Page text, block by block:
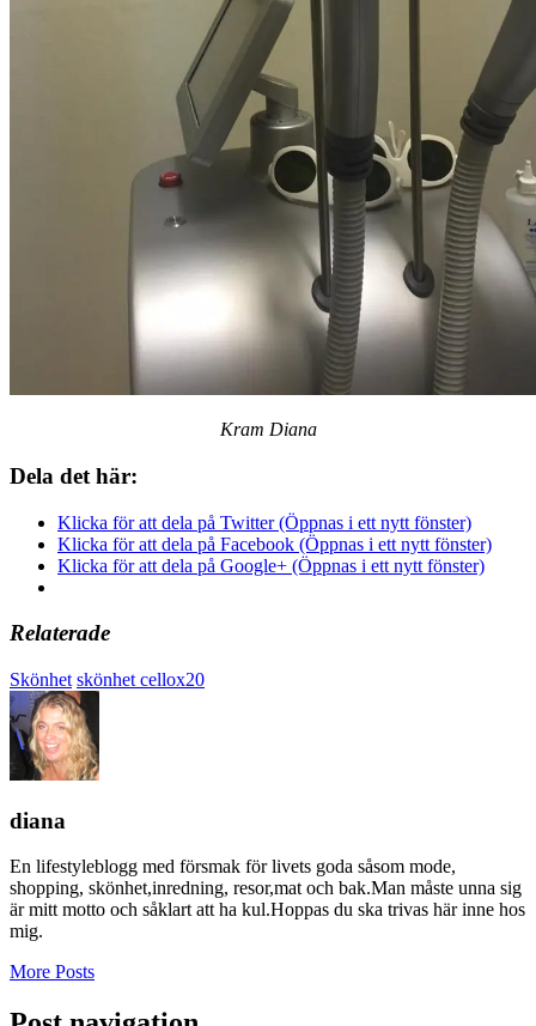
Kram Diana
Dela det här:
Klicka för att dela på Twitter (Öppnas i ett nytt fönster)
Klicka för att dela på Facebook (Öppnas i ett nytt fönster)
Klicka för att dela på Google+ (Öppnas i ett nytt fönster)
Relaterade
Skönhet skönhet cellox20
diana
En lifestyleblogg med försmak för livets goda såsom mode,
shopping, skönhet,inredning, resor,mat och bak.Man måste unna sig
är mitt motto och såklart att ha kul.Hoppas du ska trivas här inne hos
mig.
More Posts